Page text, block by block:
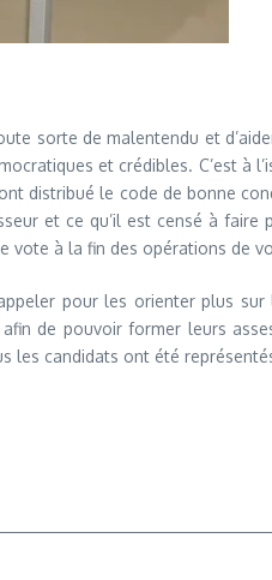
sorte de malentendu et
et crédibles. C’est à
distribué le code de bonne
et ce qu’il est censé à faire
vote à la fin des opérations de
pour les orienter plus
de pouvoir former leurs
les candidats ont été